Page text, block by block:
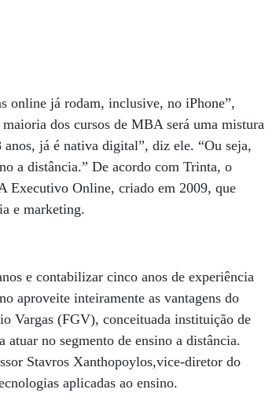
online já rodam, inclusive, no iPhone”,
dos cursos de MBA será uma mistura
já é nativa digital”, diz ele. “Ou seja,
a distância.” De acordo com Trinta, o
Executivo Online, criado em 2009, que
e marketing.
e contabilizar cinco anos de experiência
aproveite inteiramente as vantagens do
Vargas (FGV), conceituada instituição de
no segmento de ensino a distância.
Stavros Xanthopoylos,vice-diretor do
aplicadas ao ensino.